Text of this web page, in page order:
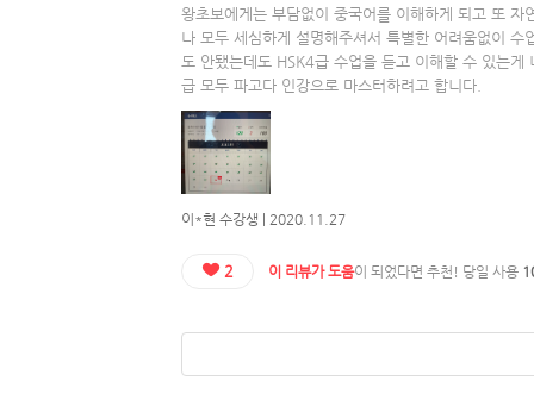
왕초보에게는 부담없이 중국어를 이해하게 되고 또
나 모두 세심하게 설명해주셔서 특별한 어려움없이
도 안됐는데도 HSK4급 수업을 듣고 이해할 수 있는
급 모두 파고다 인강으로 마스터하려고 합니다.
이*현 수강생 | 2020.11.27
2 이 리뷰가 도움이 되었다면 추천! 당일 사용